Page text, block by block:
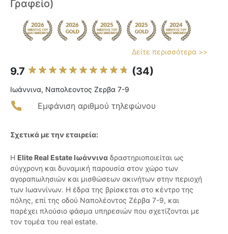
Γραφείο)
Δείτε περισσότερα >>
9.7 (34)
Ιωάννινα, Ναπολεοντος Zερβα 7-9
Εμφάνιση αριθμού τηλεφώνου
Σχετικά με την εταιρεία:
Η Elite Real Estate Ιωάννινα δραστηριοποιείται ως
σύγχρονη και δυναμική παρουσία στον χώρο των
αγοραπωλησιών και μισθώσεων ακινήτων στην περιοχή
των Ιωαννίνων. Η έδρα της βρίσκεται στο κέντρο της
πόλης, επί της οδού Ναπολέοντος Ζέρβα 7-9, και
παρέχει πλούσιο φάσμα υπηρεσιών που σχετίζονται με
τον τομέα του real estate.